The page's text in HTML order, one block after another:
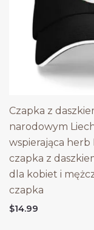
Czapka z
narodowym
wspierająca
czapka z
dla kobiet i
czapka
$14.99